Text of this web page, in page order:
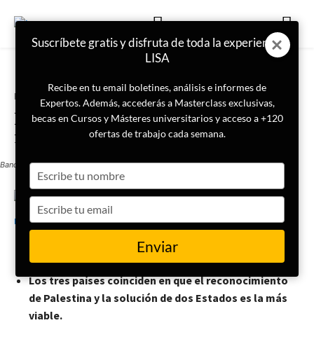
Portada
España, Noruega e Irlanda
reconocen al Estado de Palestina
Bandera de Palestina
LISA News
Israel llama a consultas a los tres.
Los tres países coinciden en que el reconocimiento
de Palestina y la solución de dos Estados es la más
viable.
Suscríbete gratis y disfruta de toda la experiencia
LISA
Recibe en tu email boletines, análisis e informes de
Expertos. Además, accederás a Masterclass exclusivas,
becas en Cursos y Másteres universitarios y acceso a +120
ofertas de trabajo cada semana.
your
name
your
email
Enviar